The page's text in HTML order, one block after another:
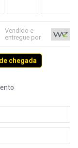
Vendido e
entregue por
chegada